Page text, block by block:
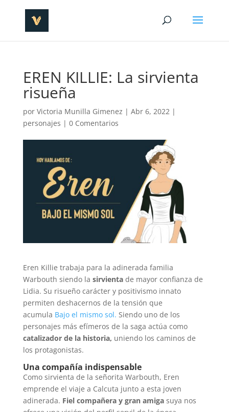
EREN KILLIE: La sirvienta
risueña
por Victoria Munilla Gimenez | Abr 6, 2022|
personajes | 0 Comentarios
Eren Killie trabaja para la adinerada familia
Warbouth siendo la sirvientade mayor confianza de
Lidia. Su risueño carácter y positivismo innato
permiten deshacernos de la tensión que
acumula Bajo el mismo sol. Siendo uno de los
personajes más efímeros de la saga actúa como
catalizador de la historia, uniendo los caminos de
los protagonistas.
Una compañía indispensable
Como sirvienta de la señorita Warbouth, Eren
emprende el viaje a Calcuta junto a esta joven
adinerada. Fiel compañera y gran amigasuya nos